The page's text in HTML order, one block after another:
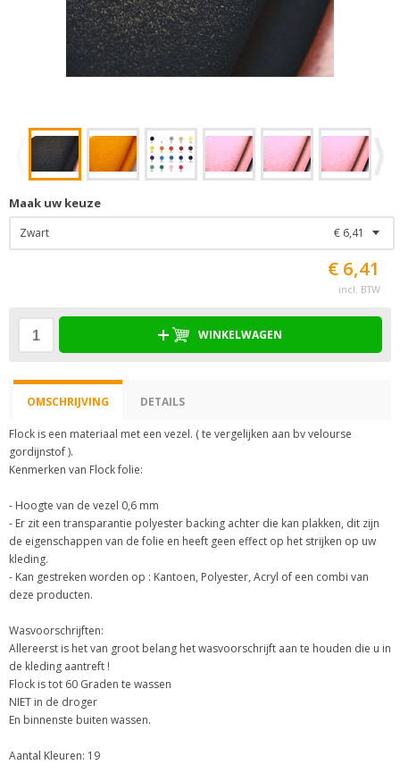
Maak uw keuze
Zwart € 6,41
€ 6,41
incl. BTW
WINKELWAGEN
OMSCHRIJVING DETAILS
Flock is een materiaal met een vezel. ( te vergelijken aan bv velourse
gordijnstof ).
Kenmerken van Flock folie:
- Hoogte van de vezel 0,6 mm
- Er zit een transparantie polyester backing achter die kan plakken, dit zijn
de eigenschappen van de folie en heeft geen effect op het strijken op uw
kleding.
- Kan gestreken worden op : Kantoen, Polyester, Acryl of een combi van
deze producten.
Wasvoorschrijften:
Allereerst is het van groot belang het wasvoorschrijft aan te houden die u in
de kleding aantreft !
Flock is tot 60 Graden te wassen
NIET in de droger
En binnenste buiten wassen.
Aantal Kleuren: 19